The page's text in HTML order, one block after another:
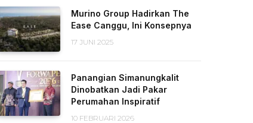
Murino Group Hadirkan The
Ease Canggu, Ini Konsepnya
17 JUNI 2025
Panangian Simanungkalit
Dinobatkan Jadi Pakar
Perumahan Inspiratif
10 FEBRUARI 2026